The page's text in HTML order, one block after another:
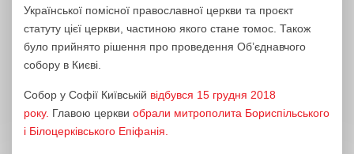
Української помісної православної церкви та проєкт
статуту цієї церкви, частиною якого стане томос. Також
було прийнято рішення про проведення Об’єднавчого
собору в Києві.
Собор у Софії Київській відбувся 15 грудня 2018
року. Главою церкви обрали митрополита Бориспільського
і Білоцерківського Епіфанія.